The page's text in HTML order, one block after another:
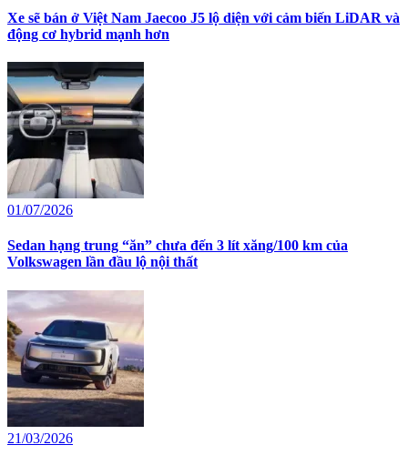
Xe sẽ bán ở Việt Nam Jaecoo J5 lộ diện với cảm biến LiDAR và
động cơ hybrid mạnh hơn
01/07/2026
Sedan hạng trung “ăn” chưa đến 3 lít xăng/100 km của
Volkswagen lần đầu lộ nội thất
21/03/2026